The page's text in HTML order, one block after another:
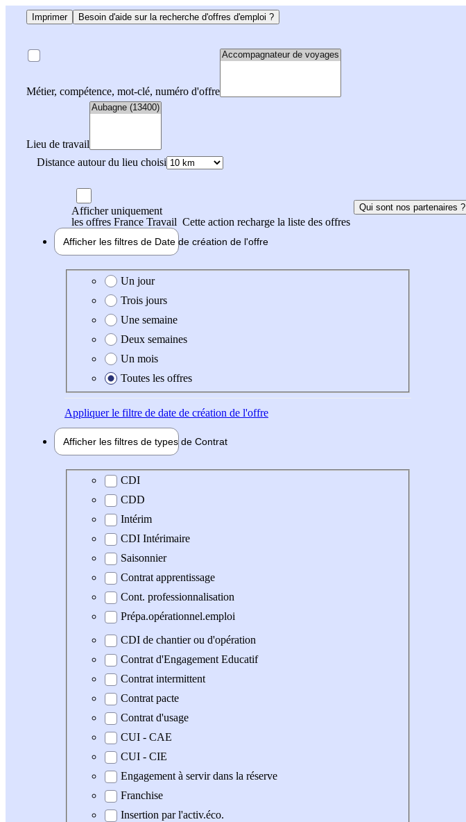
Imprimer Besoin d'aide sur la recherche d'offres d'emploi ?
Métier, compétence, mot-clé, numéro d'offre
Lieu de travail
Distance autour du lieu choisi
Afficher uniquement
les offres France Travail Cette action recharge la liste des offres
Qui sont nos partenaires ?
Afficher les filtres de Date de création de l'offre
Date de création de l'offre
Un jour
Trois jours
Une semaine
Deux semaines
Un mois
Toutes les offres
Appliquerle filtre de date de création de l'offre
Afficher les filtres de types de Contrat
Type de contrat
CDI
CDD
Intérim
CDI Intérimaire
Saisonnier
Contrat apprentissage
Cont. professionnalisation
Prépa.opérationnel.emploi
CDI de chantier ou d'opération
Contrat d'Engagement Educatif
Contrat intermittent
Contrat pacte
Contrat d'usage
CUI - CAE
CUI - CIE
Engagement à servir dans la réserve
Franchise
Insertion par l'activ.éco.